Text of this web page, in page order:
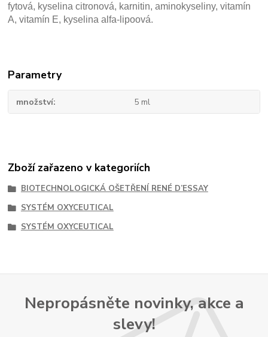
fytová, kyselina citronová, karnitin, aminokyseliny, vitamín
A, vitamín E, kyselina alfa-lipoová.
Parametry
množství 5 ml
Zboží zařazeno v kategoriích
BIOTECHNOLOGICKÁ OŠETŘENÍ RENÉ D’ESSAY
SYSTÉM OXYCEUTICAL
SYSTÉM OXYCEUTICAL
Nepropásněte novinky, akce a
slevy!